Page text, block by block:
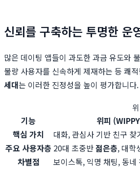
신뢰를 구축하는 투명한 운
많은 데이팅 앱들이 과도한 과금 유도와
불량 사용자를 신속하게 제재하는 등 쾌
세대는 이러한 진정성을 높이 평가합니다.
기능
위피
핵심 가치
대화, 관심사 기반 친구 찾
주요 사용자층 20대 초중반젊은층, 대학
차별점
보이스톡, 익명 채팅, 동네